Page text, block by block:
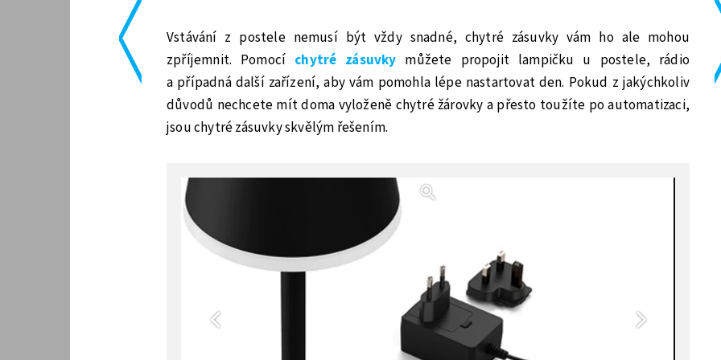
Vstávání z postele nemusí být vždy snadné, chytré zásuvky vám ho ale mohou
zpříjemnit. Pomocí chytré zásuvky můžete propojit lampičku u postele, rádio
a případná další zařízení, aby vám pomohla lépe nastartovat den. Pokud z jakýchkoliv
důvodů nechcete mít doma vyloženě chytré žárovky a přesto toužíte po automatizaci,
jsou chytré zásuvky skvělým řešením.